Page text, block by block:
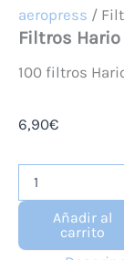
aeropress /
Filtros Hario
100 filtros
6,90€
Hario
V60
cantidad
Añadir al
carrito